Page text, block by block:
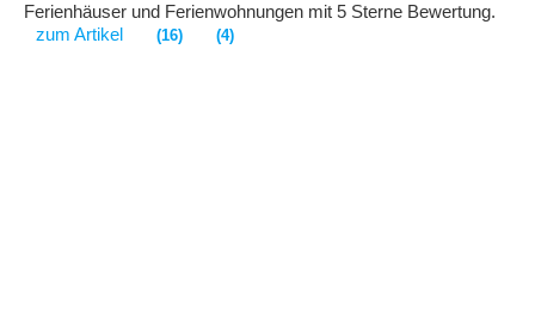
Ferienhäuser und Ferienwohnungen mit 5 Sterne Bewertung.
zum Artikel
(16) (4)